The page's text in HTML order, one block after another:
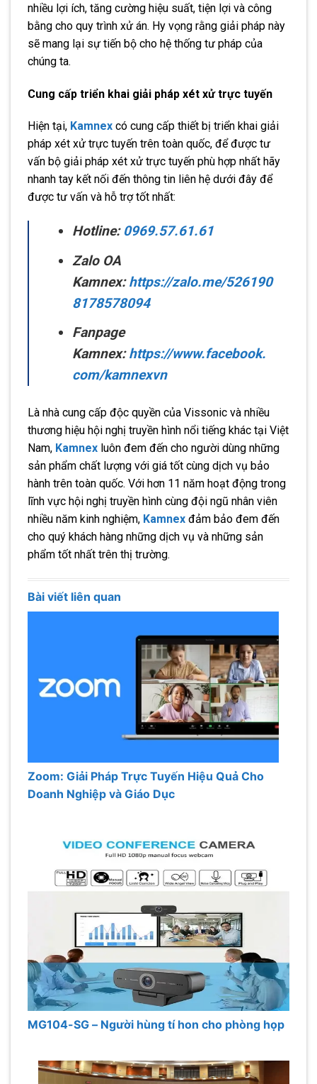
nhiều lợi ích, tăng cường hiệu suất, tiện lợi và công
bằng cho quy trình xử án. Hy vọng rằng giải pháp này
sẽ mang lại sự tiến bộ cho hệ thống tư pháp của
chúng ta.
Cung cấp triển khai giải pháp xét xử trực tuyến
Hiện tại, Kamnex có cung cấp thiết bị triển khai giải
pháp xét xử trực tuyến trên toàn quốc, để được tư
vấn bộ giải pháp xét xử trực tuyến phù hợp nhất hãy
nhanh tay kết nối đến thông tin liên hệ dưới đây để
được tư vấn và hỗ trợ tốt nhất:
Hotline: 0969.57.61.61
Zalo OA
Kamnex:https://zalo.me/526190
8178578094
Fanpage
Kamnex:https://www.facebook.
com/kamnexvn
Là nhà cung cấp độc quyền của Vissonic và nhiều
thương hiệu hội nghị truyền hình nổi tiếng khác tại Việt
Nam, Kamnex luôn đem đến cho người dùng những
sản phẩm chất lượng với giá tốt cùng dịch vụ bảo
hành trên toàn quốc. Với hơn 11 năm hoạt động trong
lĩnh vực hội nghị truyền hình cùng đội ngũ nhân viên
nhiều năm kinh nghiệm, Kamnex đảm bảo đem đến
cho quý khách hàng những dịch vụ và những sản
phẩm tốt nhất trên thị trường.
Bài viết liên quan
Zoom: Giải Pháp Trực Tuyến Hiệu Quả Cho
Doanh Nghiệp và Giáo Dục
MG104-SG – Người hùng tí hon cho phòng họp